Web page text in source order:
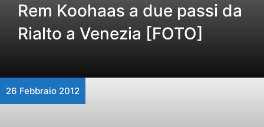
Rem Koohaas a due passi da
Rialto a Venezia [FOTO]
26 Febbraio 2012